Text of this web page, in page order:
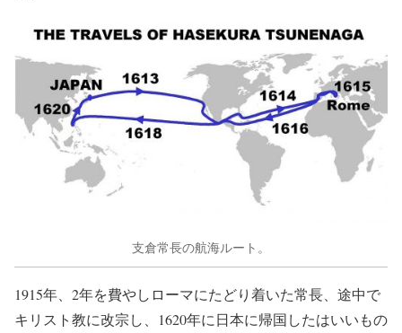
支倉常長の航海ルート。
1915年、2年を費やしローマにたどり着いた常長、途中で
キリスト教に改宗し、1620年に日本に帰国したはいいもの